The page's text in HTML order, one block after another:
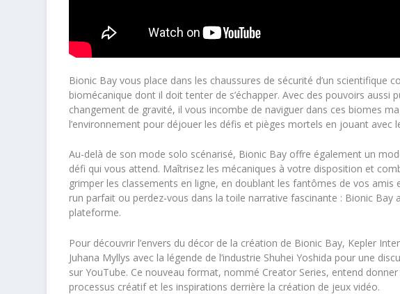
Bionic Bayvous place dans les chaussures de sécurité d’un scientifique
biomécanique dont il doit tenter de s’échapper. Avec des pouvoirs aussi
changement de gravité, il vous incombe de naviguer dans ces biomes
l’environnement pour déjouer les défis et pièges mortels en jouant avec
Au-delà de son mode solo scénarisé, Bionic Bay offre également un
défi qui vous attend. Maîtrisez les mécaniques à votre disposition et
grimper les classements en ligne, en doublant les fantômes de vos amis
run parfait ou perdez-vous dans la toile narrative fascinante : Bionic Bay
plateforme.
Pour découvrir l’envers du décor de la création de Bionic Bay, Kepler
Juhana Myllys avec la légende de l’industrie Shuhei Yoshida pour une
sur YouTube. Ce nouveau format, nommé Creator Series, entend
processus créatif et les inspirations derrière la création de jeux vidéo.